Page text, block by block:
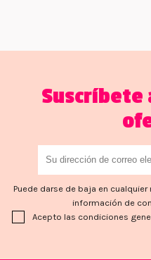
Suscríbete
Puede darse de baja en
información de
Acepto las condiciones